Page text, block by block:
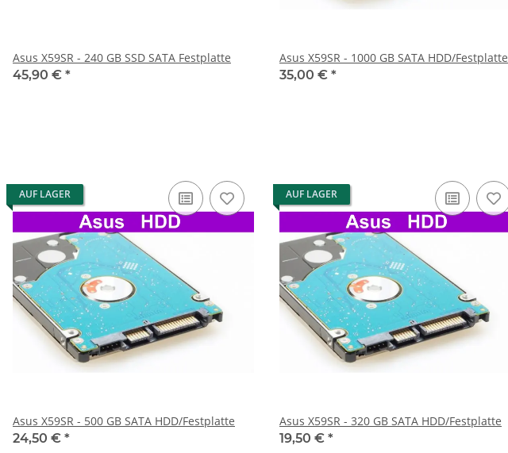
Asus X59SR - 240 GB SSD SATA Festplatte
45,90 € *
Asus X59SR - 1000 GB SATA HDD/Festplatte
35,00 € *
AUF LAGER
Asus X59SR - 500 GB SATA HDD/Festplatte
24,50 € *
AUF LAGER
Asus X59SR - 320 GB SATA HDD/Festplatte
19,50 € *